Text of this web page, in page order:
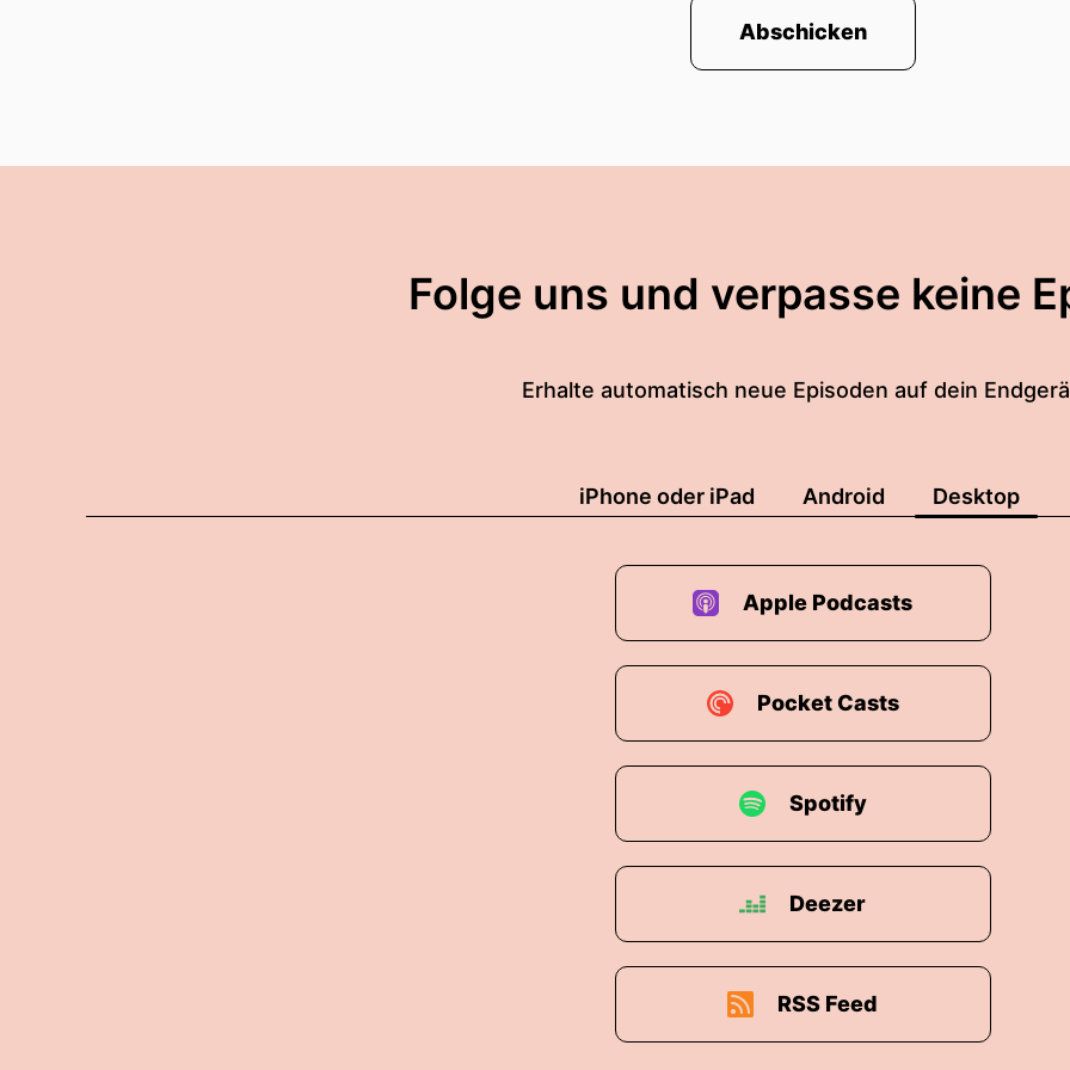
Abschicken
Folge uns und verpasse keine
Erhalte automatisch neue Episoden auf dein
iPhone oder iPad Android Desktop
Apple Podcasts
Pocket Casts
Spotify
Deezer
RSS Feed